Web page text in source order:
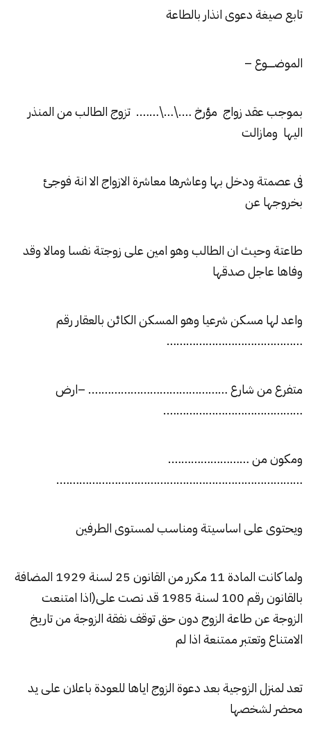
تابع صيغة دعوى انذار بالطاعة
الموضـــــوع –
بموجب عقد زواج مؤرخ ….\…\……. تزوج الطالب من المنذر
اليها ومازالت
فى عصمتة ودخل بها وعاشرها معاشرة الازواج الا انة فوجئ
بخروجها عن
طاعتة وحيث ان الطالب وهو امين على زوجتة نفسا ومالا وقد
وفاها عاجل صدقها
واعد لها مسكن شرعيا وهو المسكن الكائن بالعقار رقم
……………………………………
متفرع من شارع ……………………………………. –ارض
…………………………………….
ومكون من …………………….
………………………………………………………………….
ويحتوى على اساسيتة ومناسب لمستوى الطرفين
ولما كانت المادة 11 مكرر من القانون 25 لسنة 1929 المضافة
بالقانون رقم 100 لسنة 1985 قد نصت على(اذا امتنعت
الزوجة عن طاعة الزوج دون حق توقف نفقة الزوجة من تاريخ
الامتناع وتعتبر ممتنعة اذا لم
تعد لمنزل الزوجية بعد دعوة الزوج اياها للعودة باعلان على يد
محضر لشخصها